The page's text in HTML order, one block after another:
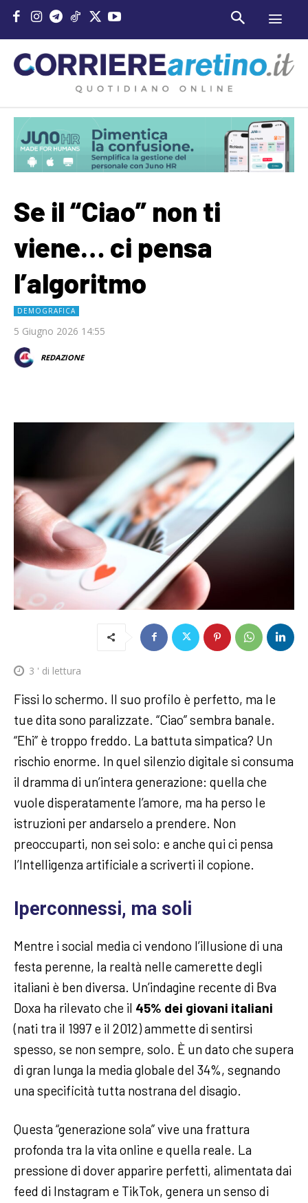
Se il “Ciao” non ti
viene… ci pensa
l’algoritmo
DEMOGRAFICA
5 Giugno 2026 14:55
REDAZIONE
3 ' di lettura
Fissi lo schermo. Il suo profilo è perfetto, ma le
tue dita sono paralizzate. “Ciao” sembra banale.
“Ehi” è troppo freddo. La battuta simpatica? Un
rischio enorme. In quel silenzio digitale si consuma
il dramma di un’intera generazione: quella che
vuole disperatamente l’amore, ma ha perso le
istruzioni per andarselo a prendere. Non
preoccuparti, non sei solo: e anche qui ci pensa
l’Intelligenza artificiale a scriverti il copione.
Iperconnessi, ma soli
Mentre i social media ci vendono l’illusione di una
festa perenne, la realtà nelle camerette degli
italiani è ben diversa. Un’indagine recente di Bva
Doxa ha rilevato che il 45% dei giovani italiani
(nati tra il 1997 e il 2012) ammette di sentirsi
spesso, se non sempre, solo. È un dato che supera
di gran lunga la media globale del 34%, segnando
una specificità tutta nostrana del disagio.
Questa “generazione sola” vive una frattura
profonda tra la vita online e quella reale. La
pressione di dover apparire perfetti, alimentata dai
feed di Instagram e TikTok, genera un senso di